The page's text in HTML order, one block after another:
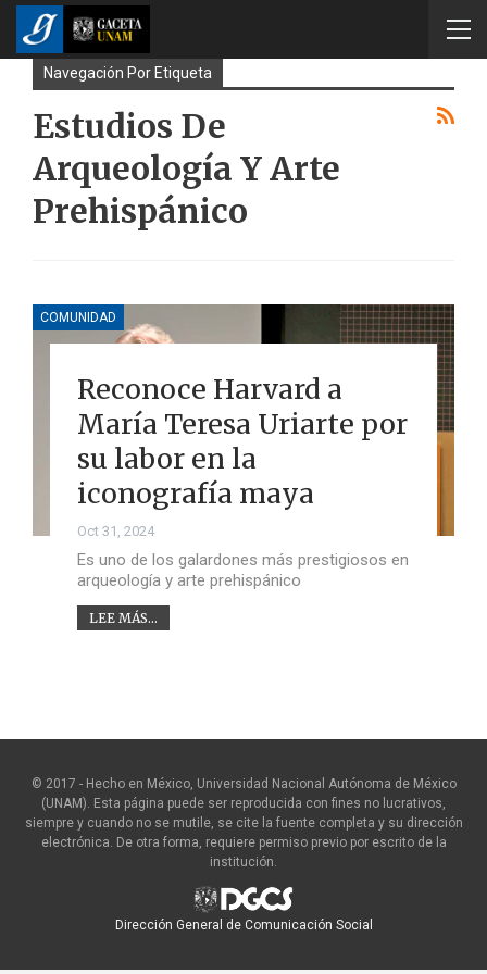
Navegación Por Etiqueta
Estudios De
Arqueología Y Arte
Prehispánico
COMUNIDAD
Reconoce Harvard a
María Teresa Uriarte por
su labor en la
iconografía maya
Oct 31, 2024
Es uno de los galardones más prestigiosos en
arqueología y arte prehispánico
LEE MÁS...
© 2017 - Hecho en México, Universidad Nacional Autónoma de México
(UNAM). Esta página puede ser reproducida con fines no lucrativos,
siempre y cuando no se mutile, se cite la fuente completa y su dirección
electrónica. De otra forma, requiere permiso previo por escrito de la
institución.
Dirección General de Comunicación Social